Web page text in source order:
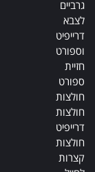
גרביים
לצבא
דרייפיט
וספורט
חזיית
ספורט
חולצות
חולצות
דרייפיט
חולצות
קצרות